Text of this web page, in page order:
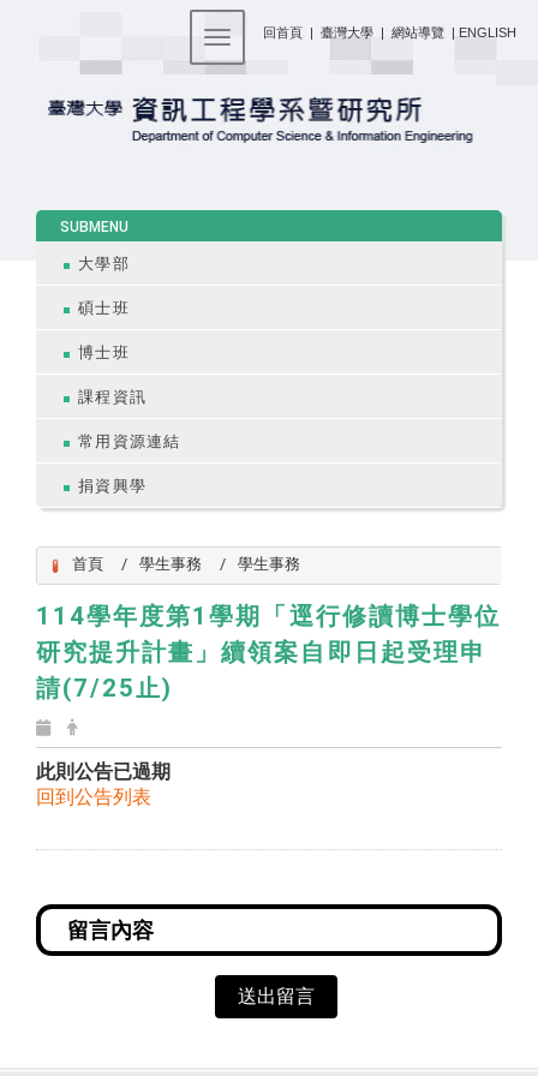
回首頁 | 臺灣大學 | 網站導覽 | ENGLISH
Toggle navigation
SUBMENU
大學部
碩士班
博士班
課程資訊
常用資源連結
捐資興學
首頁 學生事務 學生事務
114學年度第1學期「逕行修讀博士學位
研究提升計畫」續領案自即日起受理申
請(7/25止)
此則公告已過期
回到公告列表
送出留言